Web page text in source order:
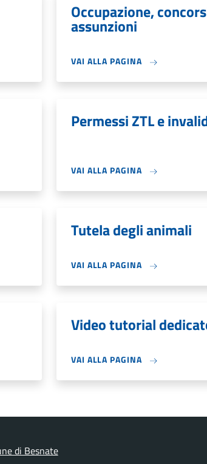
Occupazione,
assunzioni
VAI ALLA PAGINA
Permessi ZTL e
VAI ALLA PAGINA
Tutela degli animali
VAI ALLA PAGINA
Video tutorial
VAI ALLA PAGINA
di Besnate